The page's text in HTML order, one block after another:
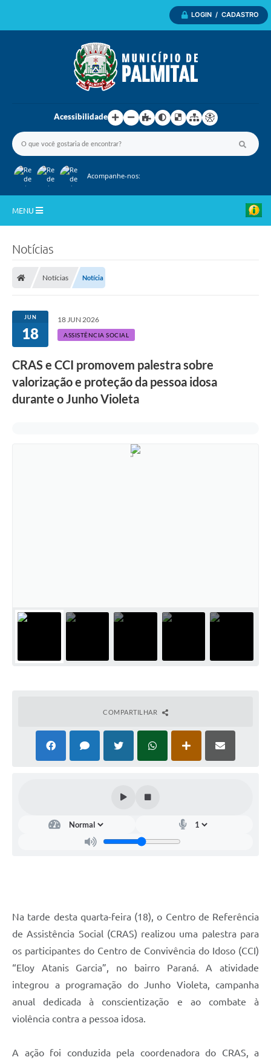
LOGIN / CADASTRO
Acessibilidade
Acompanhe-nos:
MENU
Departamentos
Câmara Municipal
Notícias
Notícias Notícia
JUN
18
18 JUN 2026
ASSISTÊNCIA SOCIAL
CRAS e CCI promovem palestra sobre
valorização e proteção da pessoa idosa
durante o Junho Violeta
COMPARTILHAR
Na tarde desta quarta-feira (18), o Centro de Referência
de Assistência Social (CRAS) realizou uma palestra para
os participantes do Centro de Convivência do Idoso (CCI)
“Eloy Atanis Garcia”, no bairro Paraná. A atividade
integrou a programação do Junho Violeta, campanha
anual dedicada à conscientização e ao combate à
violência contra a pessoa idosa.
A ação foi conduzida pela coordenadora do CRAS, a